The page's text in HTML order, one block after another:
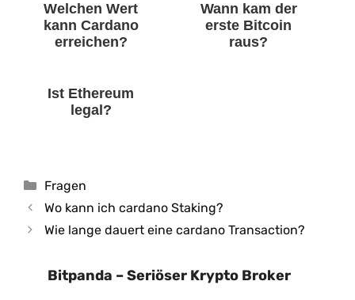
Welchen Wert
kann Cardano
erreichen?
Wann kam der
erste Bitcoin
raus?
Ist Ethereum
legal?
Kategorien
Fragen
Wo kann ich cardano Staking?
Wie lange dauert eine cardano Transaction?
Bitpanda – Seriöser Krypto Broker